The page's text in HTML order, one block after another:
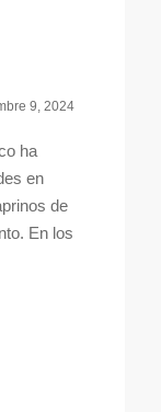
9, 2024
ha
en
de
En los